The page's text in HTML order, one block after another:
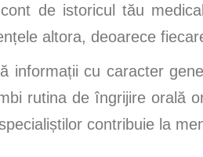
de istoricul tău
altora, deoarece
informații cu caracter
rutina de îngrijire orală
contribuie la